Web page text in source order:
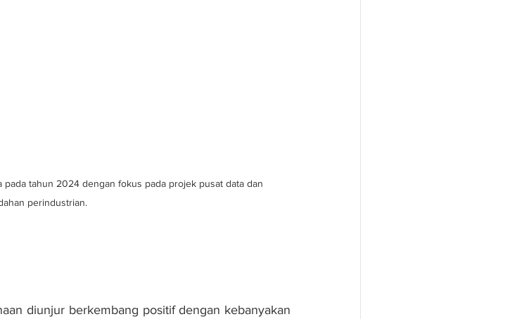
tahun 2024 dengan fokus pada projek pusat data dan
perindustrian.
diunjur berkembang positif dengan kebanyakan